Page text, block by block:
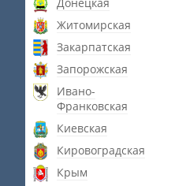
Житомирская
Закарпатская
Запорожская
Ивано-
Франковская
Киевская
Кировоградская
Крым